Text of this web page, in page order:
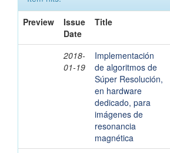
Preview
Issue
Date
Title
2018-
01-19
Implementación
de algoritmos de
Súper Resolución,
en hardware
dedicado, para
imágenes de
resonancia
magnética